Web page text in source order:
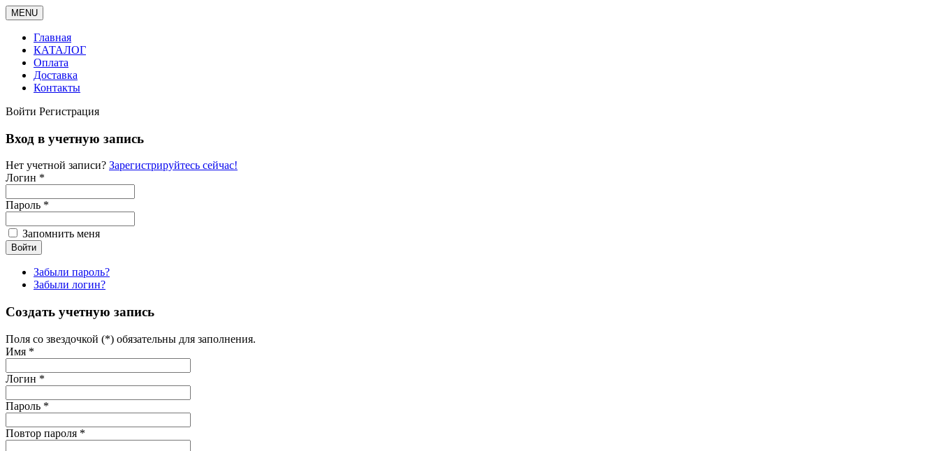
MENU
Главная
КАТАЛОГ
Оплата
Доставка
Контакты
Войти Регистрация
Вход в учетную запись
Нет учетной записи? Зарегистрируйтесь сейчас!
Логин *
Пароль *
Запомнить меня
Забыли пароль?
Забыли логин?
Создать учетную запись
Поля со звездочкой (*) обязательны для заполнения.
Имя *
Логин *
Пароль *
Повтор пароля *